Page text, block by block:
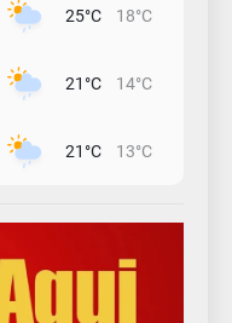
25°C 18°C
21°C 14°C
21°C 13°C
16°C 13°C